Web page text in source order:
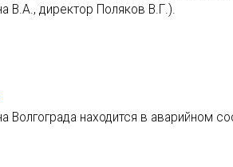
В.А., директор Поляков В.Г.).
находится в аварийном